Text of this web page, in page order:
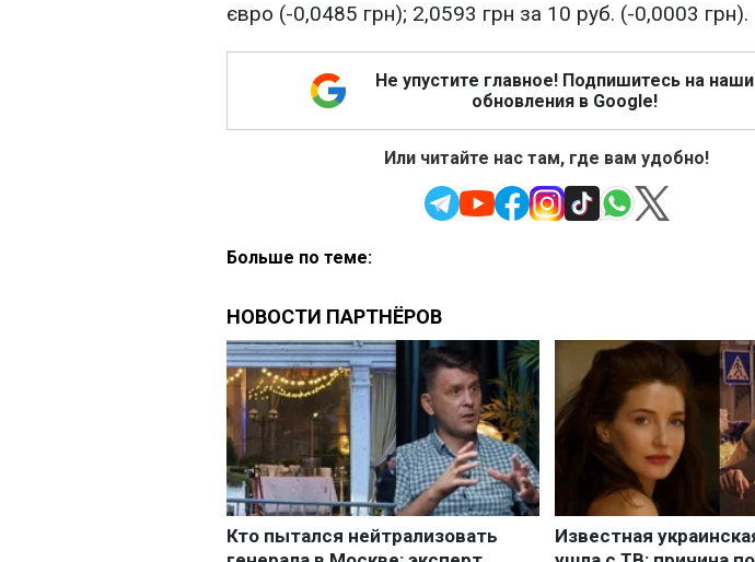
євро (-0,0485 грн); 2,0593 грн за 10 руб. (-0,0003 грн).
Не упустите главное! Подпишитесь на наши
обновления в Google!
Или читайте нас там, где вам удобно!
Больше по теме: